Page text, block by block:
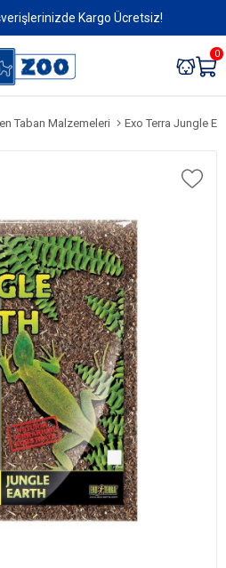
Kargo Ücretsiz!
0
Taban Malzemeleri Exo Terra Jungle